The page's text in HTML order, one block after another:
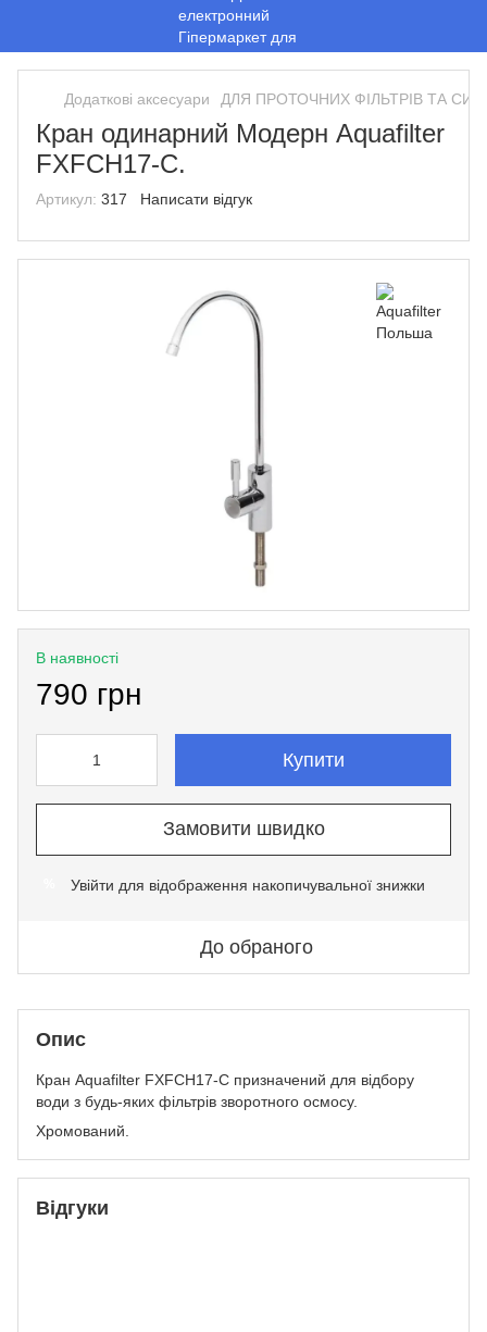
Додаткові аксесуари ДЛЯ ПРОТОЧНИХ ФІЛЬТРІВ ТА
Кран одинарний Модерн Aquafilter
FXFCH17-С.
Артикул: 317 Написати відгук
В наявності
790 грн
Купити
Замовити швидко
Увійти для відображення накопичувальної знижки
До обраного
Опис
Кран Aquafilter FXFCH17-C призначений для відбору
води з будь-яких фільтрів зворотного осмосу.
Хромований.
Відгуки